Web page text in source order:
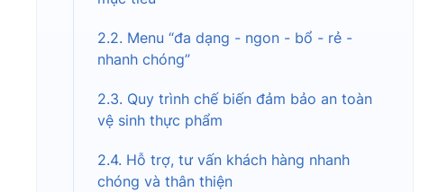
2.2. Menu “đa dạng - ngon - bổ - rẻ -
nhanh chóng”
2.3. Quy trình chế biến đảm bảo an toàn
vệ sinh thực phẩm
2.4. Hỗ trợ, tư vấn khách hàng nhanh
chóng và thân thiện